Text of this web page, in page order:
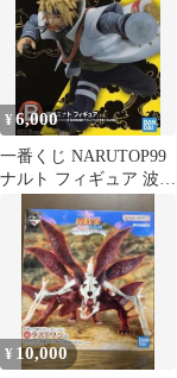
¥6,000
一番くじ NARUTOP99
ナルト フィギュア 波風
¥ 10,000